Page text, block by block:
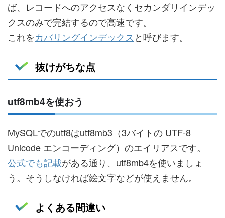
ば、レコードへのアクセスなくセカンダリインデッ
クスのみで完結するので高速です。
これをカバリングインデックス と呼びます。
抜けがちな点
utf8mb4を使おう
MySQLでのutf8はutf8mb3（3バイトの UTF-8
Unicode エンコーディング）のエイリアスです。
公式でも記載がある通り、utf8mb4を使いましょ
う。そうしなければ絵文字などが使えません。
よくある間違い